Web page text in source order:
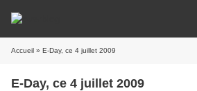
Accueil » E-Day, ce 4 juillet 2009
E-Day, ce 4 juillet 2009